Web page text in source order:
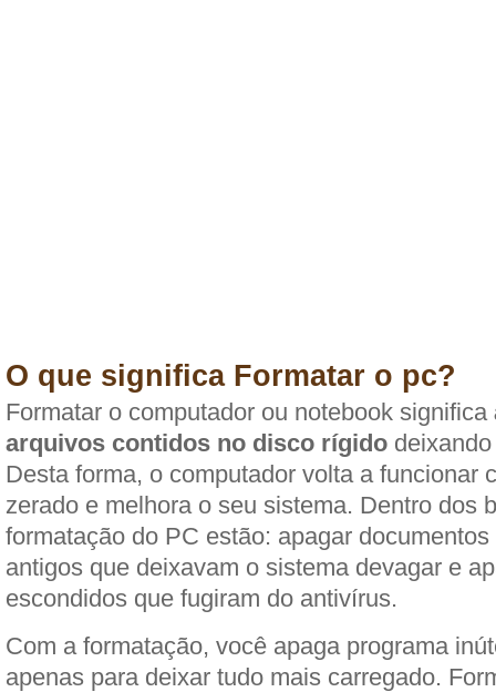
O que significa Formatar o pc?
Formatar o computador ou notebook significa
arquivos contidos no disco rígido
Desta forma, o computador volta a funcionar
zerado e melhora o seu sistema. Dentro dos
formatação do PC estão: apagar
antigos que deixavam o sistema devagar e
escondidos que fugiram do antivírus.
Com a formatação, você apaga programa
apenas para deixar tudo mais carregado.